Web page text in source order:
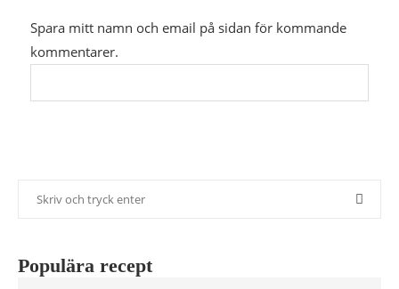
Spara mitt namn och email på sidan för kommande
kommentarer.
Populära recept